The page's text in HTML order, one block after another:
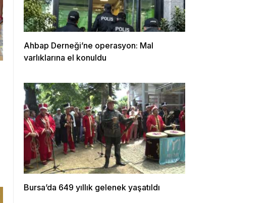
Ahbap Derneği’ne operasyon: Mal
varlıklarına el konuldu
Bursa’da 649 yıllık gelenek yaşatıldı